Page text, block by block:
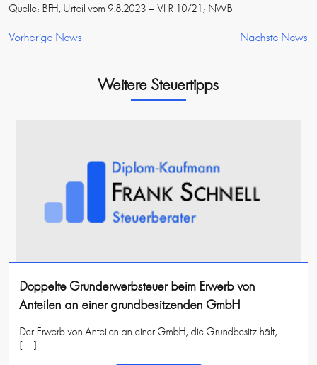
Quelle: BFH, Urteil vom 9.8.2023 – VI R 10/21; NWB
Vorherige News Nächste News
Weitere Steuertipps
Doppelte Grunderwerbsteuer beim Erwerb von
Anteilen an einer grundbesitzenden GmbH
Der Erwerb von Anteilen an einer GmbH, die Grundbesitz hält,
[…]